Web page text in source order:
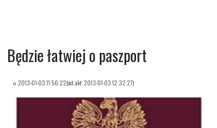
Będzie łatwiej o paszport
2013-01-03 11:56:22(ost. akt: 2013-01-03 12:32:27)